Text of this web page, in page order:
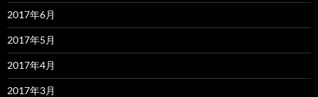
2017年6月
2017年5月
2017年4月
2017年3月